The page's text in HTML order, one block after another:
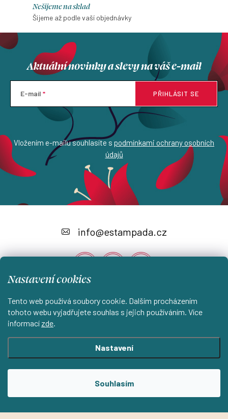
Nastavení cookies
Tento web používá soubory cookie. Dalším procházením
tohoto webu vyjadřujete souhlas s jejich používáním. Více
informací zde.
Nastavení
Souhlasím
Nešijeme na sklad
Šijeme až podle vaší objednávky
Aktuální novinky a slevy na váš e-mail
E-mail
Vložením e-mailu souhlasíte s podmínkami ochrany osobních
údajů
PŘIHLÁSIT SE
a
Instagram
info@estampada.cz
Shoptet.cz KantorStudio.cz
Vytvořil Shoptet
ESTAMPADA s.r.o.. Všechna práva vyhrazena.